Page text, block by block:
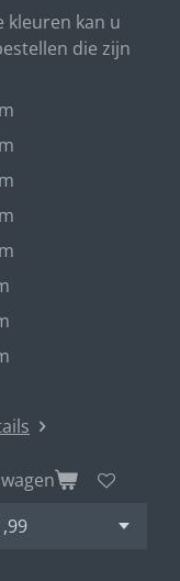
kleuren kan u
die zijn